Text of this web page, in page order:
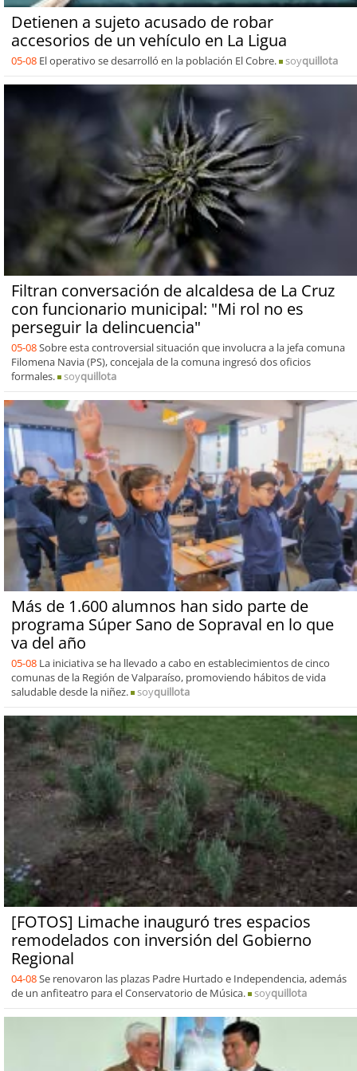
Detienen a sujeto acusado de robar
accesorios de un vehículo en La Ligua
05-08 El operativo se desarrolló en la población El Cobre. soyquillota
Filtran conversación de alcaldesa de La Cruz
con funcionario municipal: "Mi rol no es
perseguir la delincuencia"
05-08Sobre esta controversial situación que involucra a la jefa comuna
Filomena Navia (PS), concejala de la comuna ingresó dos oficios
formales.
soyquillota
Más de 1.600 alumnos han sido parte de
programa Súper Sano de Sopraval en lo que
va del año
05-08 La iniciativa se ha llevado a cabo en establecimientos de cinco
comunas de la Región de Valparaíso, promoviendo hábitos de vida
saludable desde la niñez.
soyquillota
[FOTOS] Limache inauguró tres espacios
remodelados con inversión del Gobierno
Regional
04-08Se renovaron las plazas Padre Hurtado e Independencia, además
de un anfiteatro para el Conservatorio de Música.
soyquillota